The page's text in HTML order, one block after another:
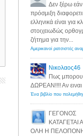
Δεν ξέρω
πρόσμιξη
ελληνικά είναι για
στοιχειωδώς
ζήτημα για την...
Νικολαος46
Πως
ΔΩΡΕΑΝ!!!! Αν ειναι
ΓΕΓΟΝΟΣ
ΟΛΗ Η